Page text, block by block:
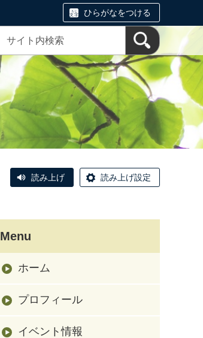
ひらがなをつける
読み上げ 読み上げ設定
Menu
ホーム
プロフィール
イベント情報